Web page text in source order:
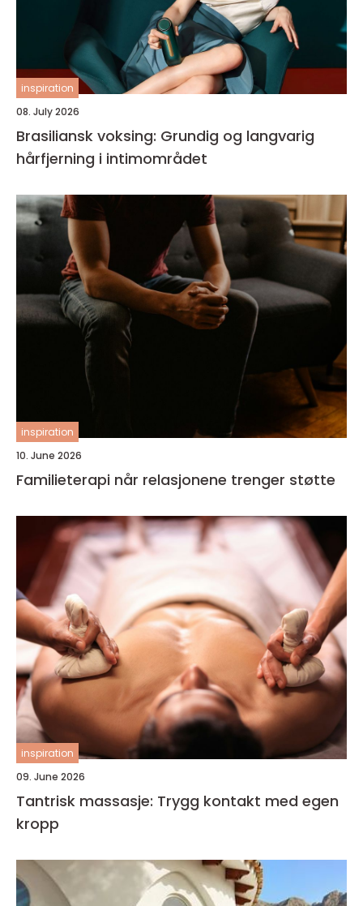
inspiration
08. July 2026
Brasiliansk voksing: Grundig og langvarig
hårfjerning i intimområdet
inspiration
10. June 2026
Familieterapi når relasjonene trenger støtte
inspiration
09. June 2026
Tantrisk massasje: Trygg kontakt med egen
kropp